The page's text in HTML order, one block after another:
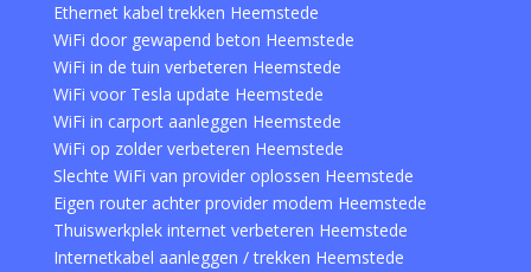
Ethernet kabel trekken Heemstede
WiFi door gewapend beton Heemstede
WiFi in de tuin verbeteren Heemstede
WiFi voor Tesla update Heemstede
WiFi in carport aanleggen Heemstede
WiFi op zolder verbeteren Heemstede
Slechte WiFi van provider oplossen Heemstede
Eigen router achter provider modem Heemstede
Thuiswerkplek internet verbeteren Heemstede
Internetkabel aanleggen / trekken Heemstede